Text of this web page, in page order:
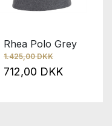
Rhea Polo Grey
1.425,00 DKK
712,00 DKK